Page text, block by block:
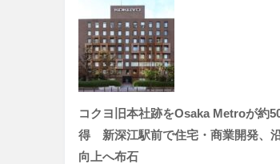
コクヨ旧本社跡をOsaka Metroが約
得 新深江駅前で住宅・商業開発、
向上へ布石